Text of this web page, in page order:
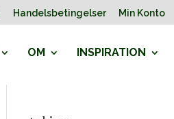
Handelsbetingelser Min Konto
OM INSPIRATION